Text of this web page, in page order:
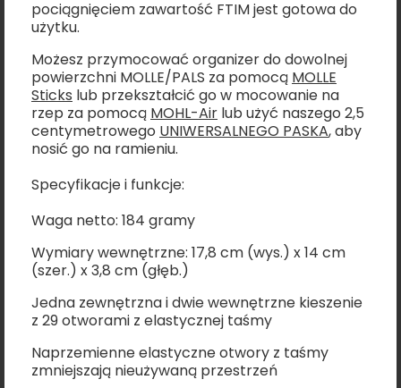
pociągnięciem zawartość FTIM jest gotowa do
użytku.
Możesz przymocować organizer do dowolnej
powierzchni MOLLE/PALS za pomocą MOLLE
Sticks lub przekształcić go w mocowanie na
rzep za pomocą MOHL-Air lub użyć naszego 2,5
centymetrowego UNIWERSALNEGO PASKA, aby
nosić go na ramieniu.
Specyfikacje i funkcje:
Waga netto: 184 gramy
Wymiary wewnętrzne: 17,8 cm (wys.) x 14 cm
(szer.) x 3,8 cm (głęb.)
Jedna zewnętrzna i dwie wewnętrzne kieszenie
z 29 otworami z elastycznej taśmy
Naprzemienne elastyczne otwory z taśmy
zmniejszają nieużywaną przestrzeń